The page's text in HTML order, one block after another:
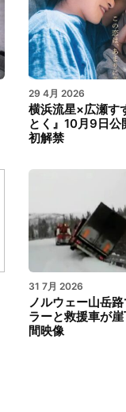
29 4月 2026
横浜流星×広瀬す
とく』10月9日公
初解禁
31 7月 2026
ノルウェー山岳
ラーと救援車が
間映像